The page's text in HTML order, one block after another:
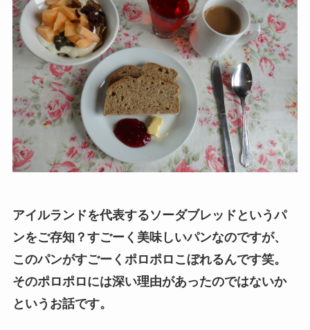
アイルランドを代表するソーダブレッドというパ
ンをご存知？すごーく美味しいパンなのですが、
このパンがすごーくポロポロこぼれるんです笑。
そのポロポロには深い理由があったのではないか
というお話です。